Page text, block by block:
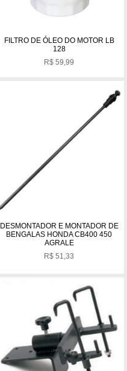
FILTRO DE ÓLEO DO MOTOR LB
128
R$ 59,99
DESMONTADOR E MONTADOR DE
BENGALAS HONDA CB400 450
AGRALE
R$ 51,33